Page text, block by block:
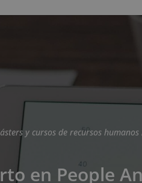
y cursos de recursos humanos
en People